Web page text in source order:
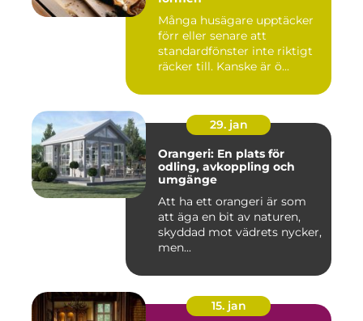
Många husägare upptäcker
förr eller senare att
standardfönster inte riktigt
räcker till. Kanske är ö...
29. jan
Orangeri: En plats för
odling, avkoppling och
umgänge
Att ha ett orangeri är som
att äga en bit av naturen,
skyddad mot vädrets nycker,
men...
15. jan